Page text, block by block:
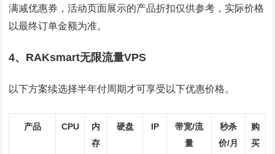
满减优惠券，活动页面展示的产品折扣仅供参考，实际价格
以最终订单金额为准。
4、RAKsmart无限流量VPS
以下方案续选择半年付周期才可享受以下优惠价格。
产品 CPU
内
存
硬盘 IP
带宽/流
量
秒杀
价/月
购
买